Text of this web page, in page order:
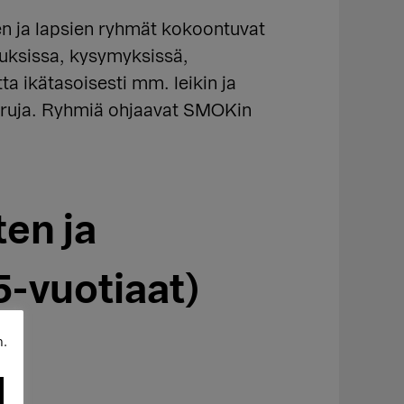
ja lapsien ryhmät kokoontuvat
kysymyksissä,
ikätasoisesti mm. leikin ja
Ryhmiä ohjaavat SMOKin
ja
vuotiaat)